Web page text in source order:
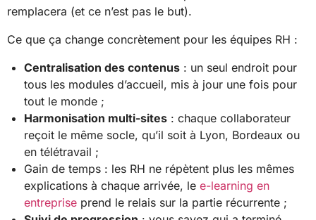
remplacera (et ce n’est pas le but).
Ce que ça change concrètement pour les équipes RH :
Centralisation des contenus : un seul endroit pour
tous les modules d’accueil, mis à jour une fois pour
tout le monde ;
Harmonisation multi-sites : chaque collaborateur
reçoit le même socle, qu’il soit à Lyon, Bordeaux ou
en télétravail ;
Gain de temps : les RH ne répètent plus les mêmes
explications à chaque arrivée, le e-learning en
entreprise prend le relais sur la partie récurrente ;